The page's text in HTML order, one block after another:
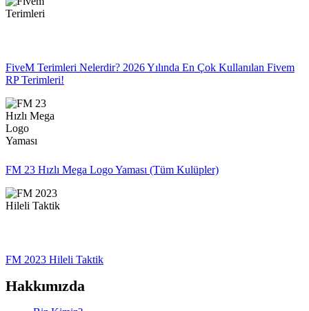
FiveM Terimleri Nelerdir? 2026 Yılında En Çok Kullanılan Fivem
RP Terimleri!
FM 23 Hızlı Mega Logo Yaması (Tüm Kulüpler)
FM 2023 Hileli Taktik
Hakkımızda